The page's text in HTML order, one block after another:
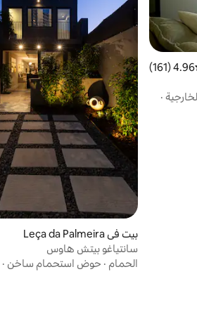
التقييم 4.96 من 5، 161 مراجعات
4.96 (161)
·
بيت في Leça da Palmeira
سانتياغو بيتش هاوس
الحمام · حوض استحمام ساخن ·